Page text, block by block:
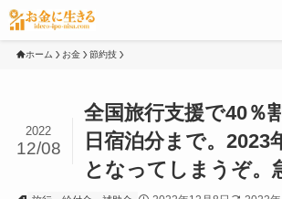
ホーム お金 節約技
全国旅行支援で40％
日宿泊分まで。2023
となってしまうぞ。
2022
12/08